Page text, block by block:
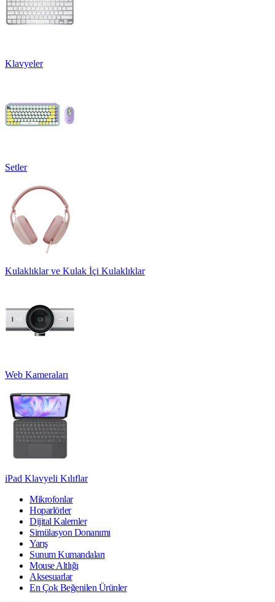
Klavyeler
Setler
Kulaklıklar ve Kulak İçi Kulaklıklar
Web Kameraları
iPad Klavyeli Kılıflar
Mikrofonlar
Hoparlörler
Dijital Kalemler
Simülasyon Donanımı
Yarış
Sunum Kumandaları
Mouse Altlığı
Aksesuarlar
En Çok Beğenilen Ürünler